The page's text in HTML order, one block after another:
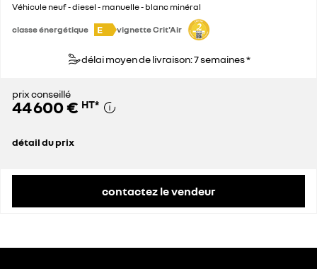
Véhicule neuf - diesel - manuelle - blanc minéral
classe énergétique E vignette Crit'Air
délai moyen de livraison: 7 semaines *
prix conseillé
44 600 € HT*
détail du prix
contactez le vendeur